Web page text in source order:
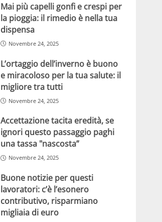
Mai più capelli gonfi e crespi per
la pioggia: il rimedio è nella tua
dispensa
Novembre 24, 2025
L’ortaggio dell’inverno è buono
e miracoloso per la tua salute: il
migliore tra tutti
Novembre 24, 2025
Accettazione tacita eredità, se
ignori questo passaggio paghi
una tassa "nascosta”
Novembre 24, 2025
Buone notizie per questi
lavoratori: c’è l’esonero
contributivo, risparmiano
migliaia di euro